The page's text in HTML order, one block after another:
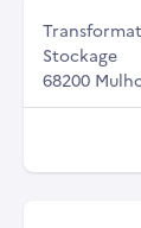
Stockage
68200